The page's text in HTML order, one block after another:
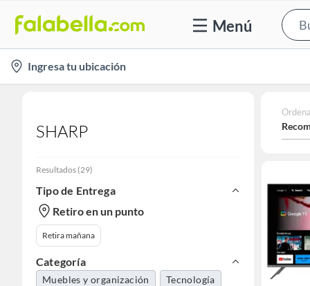
Menú
location-
icon
Ingresa tu ubicación
SHARP
Resultados (29)
Tipo de Entrega
Retiro en un punto
Retira mañana
Categoría
Muebles y organización Tecnología